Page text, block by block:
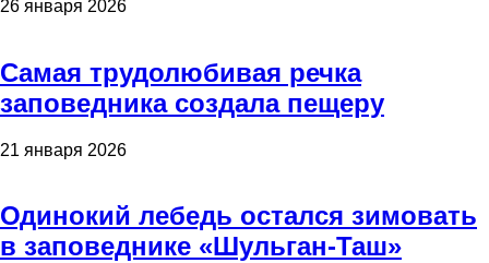
26 января 2026
Самая трудолюбивая речка
заповедника создала пещеру
21 января 2026
Одинокий лебедь остался зимовать
в заповеднике «Шульган-Таш»